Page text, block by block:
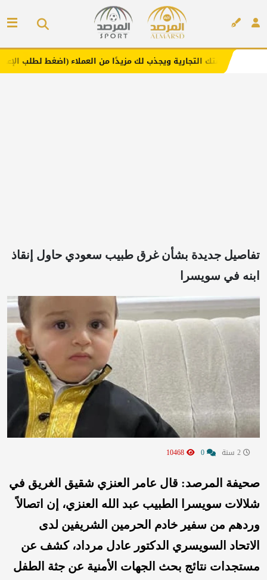
ويجذب لك مزيدًا من العملاء (اضغط لطلب الإعلان)
تفاصيل جديدة بشأن غرق طبيب سعودي حاول إنقاذ
ابنه في سويسرا
صحيفة المرصد: قال عامر العنزي شقيق الغريق في
شلالات سويسرا الطبيب عبد الله العنزي، إن اتصالاً
وردهم من سفير خادم الحرمين الشريفين لدى
الاتحاد السويسري الدكتور عادل مرداد، كشف عن
مستجدات نتائج بحث الجهات الأمنية عن جثة الطفل